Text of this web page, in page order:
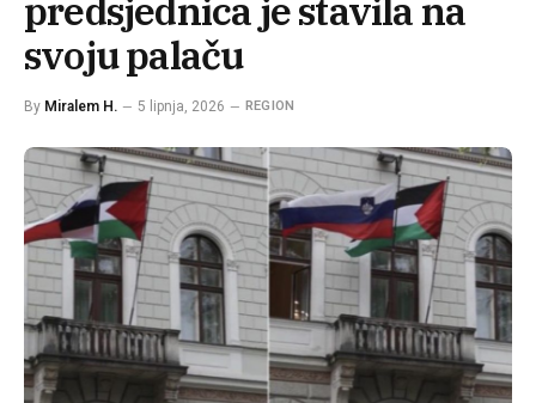
predsjednica je stavila na
svoju palaču
By Miralem H. 5 lipnja, 2026 REGION